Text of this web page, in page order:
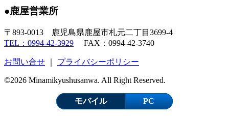
●鹿屋営業所
〒893-0013 鹿児島県鹿屋市札元二丁目3699-4
TEL：0994-42-3929 FAX：0994-42-3740
お問い合せ プライバシーポリシー
©2026 Minamikyushusanwa. All Right Reserved.
モバイル PC